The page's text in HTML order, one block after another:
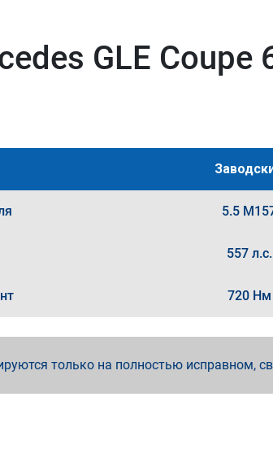
GLE Coupe
5.5
557 л.с.
720 Нм
только на полностью исправном,